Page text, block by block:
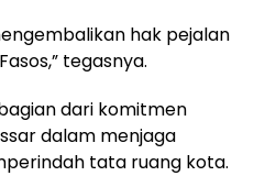
hak pejalan
tegasnya.
dari komitmen
dalam menjaga
tata ruang kota.